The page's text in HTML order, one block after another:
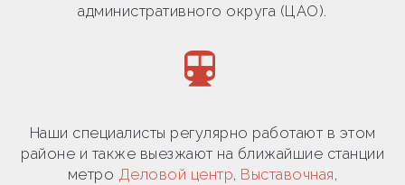
административного округа (ЦАО).
Наши специалисты регулярно работают в этом
районе и также выезжают на ближайшие станции
метро Деловой центр, Выставочная,